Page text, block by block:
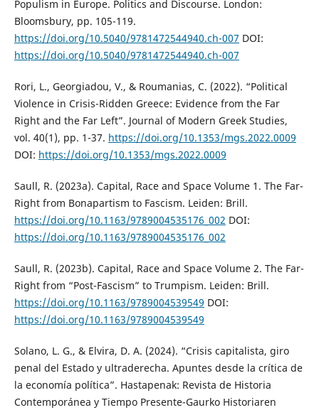
Populism in Europe. Politics and Discourse. London:
Bloomsbury, pp. 105-119.
https://doi.org/10.5040/9781472544940.ch-007 DOI:
https://doi.org/10.5040/9781472544940.ch-007
Rori, L., Georgiadou, V., & Roumanias, C. (2022). “Political
Violence in Crisis-Ridden Greece: Evidence from the Far
Right and the Far Left”. Journal of Modern Greek Studies,
vol. 40(1), pp. 1-37. https://doi.org/10.1353/mgs.2022.0009
DOI: https://doi.org/10.1353/mgs.2022.0009
Saull, R. (2023a). Capital, Race and Space Volume 1. The Far-
Right from Bonapartism to Fascism. Leiden: Brill.
https://doi.org/10.1163/9789004535176_002 DOI:
https://doi.org/10.1163/9789004535176_002
Saull, R. (2023b). Capital, Race and Space Volume 2. The Far-
Right from “Post-Fascism” to Trumpism. Leiden: Brill.
https://doi.org/10.1163/9789004539549 DOI:
https://doi.org/10.1163/9789004539549
Solano, L. G., & Elvira, D. A. (2024). “Crisis capitalista, giro
penal del Estado y ultraderecha. Apuntes desde la crítica de
la economía política”. Hastapenak: Revista de Historia
Contemporánea y Tiempo Presente-Gaurko Historiaren